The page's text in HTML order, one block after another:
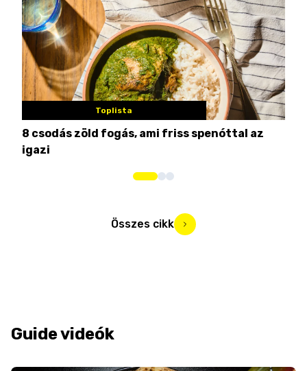
Toplista
8 csodás zöld fogás, ami friss spenóttal az
igazi
Összes cikk
Guide videók